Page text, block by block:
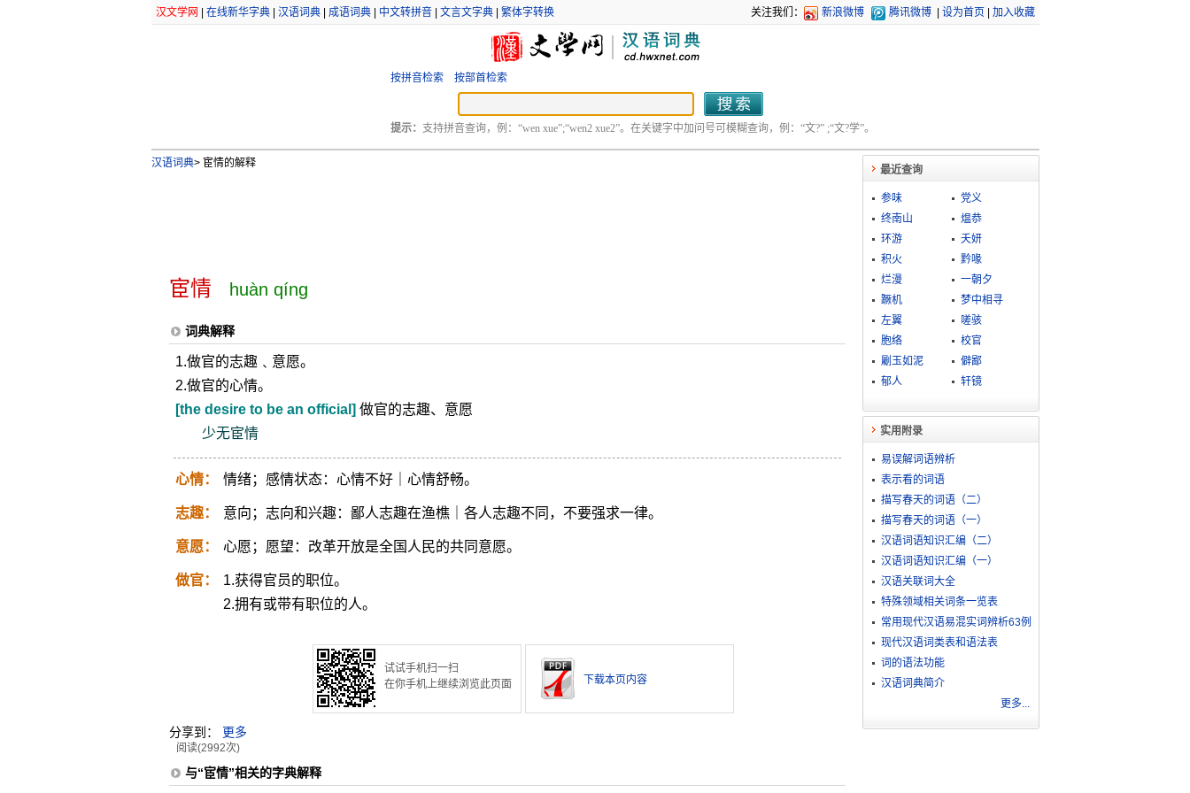
汉文学网 在线新华字典| 汉语词典| 成语词典| 中文转拼音| 文言文字典| 繁体字转换 关注我们： 新浪微博 腾讯微博 设为首页 加入收藏
按拼音检索 按部首检索
提示： 支持拼音查询，例：“wen xue”;“wen2 xue2”。在关键字中加问号可模糊查询，例：“文?” ;“文?学”。
汉语词典>宦情的解释
宦情 huàn qíng
词典解释
1.做官的志趣﹑意愿。
2.做官的心情。
[the desire to be an official] 做官的志趣、意愿
少无宦情
心情： 情绪；感情状态：心情不好｜心情舒畅。
志趣： 意向；志向和兴趣：鄙人志趣在渔樵｜各人志趣不同，不要强求一律。
意愿： 心愿；愿望：改革开放是全国人民的共同意愿。
做官：
1.获得官员的职位。
2.拥有或带有职位的人。
试试手机扫一扫
在你手机上继续浏览此页面
下载本页内容
分享到： 更多
阅读(2992次)
与“宦情”相关的字典解释
最近查询
参味
党义
终南山
煴恭
环游
夭妍
积火
黔喙
烂漫
一朝夕
蹶机
梦中相寻
左翼
嗟骇
胞络
校官
劚玉如泥
僻鄙
郁人
轩镜
实用附录
易误解词语辨析
表示看的词语
描写春天的词语（二）
描写春天的词语（一）
汉语词语知识汇编（二）
汉语词语知识汇编（一）
汉语关联词大全
特殊领域相关词条一览表
常用现代汉语易混实词辨析63例
现代汉语词类表和语法表
词的语法功能
汉语词典简介
更多...